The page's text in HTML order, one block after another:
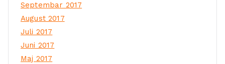
Septembar 2017
August 2017
Juli 2017
Juni 2017
Maj 2017